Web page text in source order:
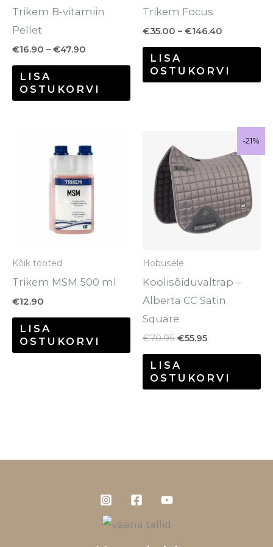
Trikem B-vitamiin
Pellet
€16.90 – €47.90
LISA
OSTUKORVI
tootelehel.
Trikem Focus
€35.00 – €146.40
LISA
OSTUKORVI
Kõik tooted
Trikem MSM 500 ml
€12.90
LISA
OSTUKORVI
Sale!
-21%
-21%
Hobusele
Koolisõiduvaltrap –
Alberta CC Satin
Square
€70.95
hind
oli:
€70.95.
€55.95
Praegune
on:
€55.95.
LISA
OSTUKORVI